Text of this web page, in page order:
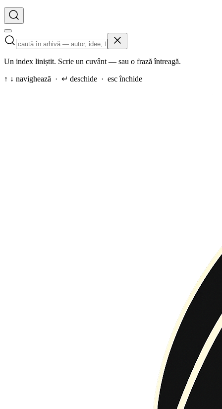
Un index liniștit. Scrie un cuvânt — sau o frază întreagă.
↑ ↓ navighează · ↵ deschide · esc închide